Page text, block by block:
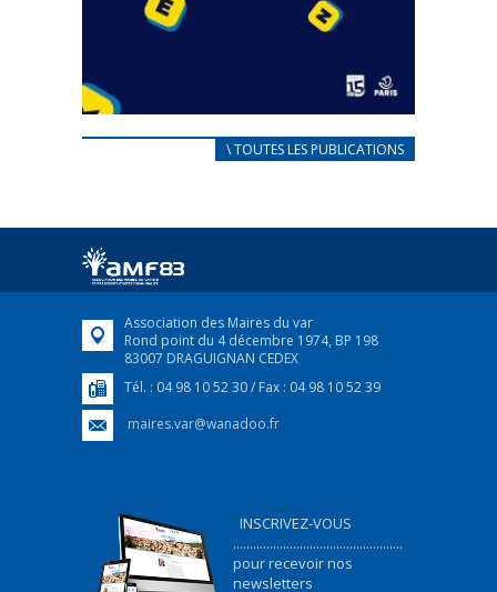
CARNET D’ACCUEIL
Afin d’accompagner au mieux les réfugiés
FEUILLETER
\ TOUTES LES PUBLICATIONS
Association des Maires du var
Rond point du 4 décembre 1974, BP 198
83007 DRAGUIGNAN CEDEX
Tél. : 04 98 10 52 30 / Fax : 04 98 10 52 39
maires.var@wanadoo.fr
INSCRIVEZ-VOUS
...................................................
pour recevoir nos
newsletters